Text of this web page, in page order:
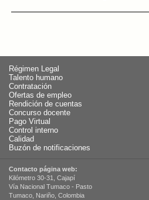
Régimen Legal
Talento humano
Contratación
Ofertas de empleo
Rendición de cuentas
Concurso docente
Pago Virtual
Control interno
Calidad
Buzón de notificaciones
Contacto página web:
Kilómetro 30-31, Cajapí
Vía Nacional Tumaco - Pasto
Tumaco, Nariño, Colombia